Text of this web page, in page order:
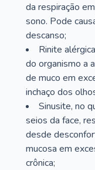
da respiração
sono. Pode
descanso;
Rinite
do organismo a
de muco em
inchaço dos
Sinusite, no
seios da face,
desde
mucosa em
crônica;